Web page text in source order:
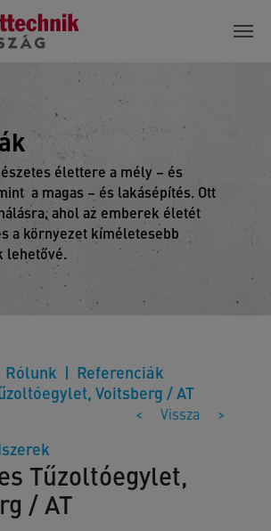
élettere a mély – és
a magas – és lakásépítés. Ott
ahol az emberek életét
a környezet kíméletesebb
lehetővé.
Rólunk
Referenciák
Voitsberg / AT
< Vissza >
Tűzoltóegylet,
/ AT